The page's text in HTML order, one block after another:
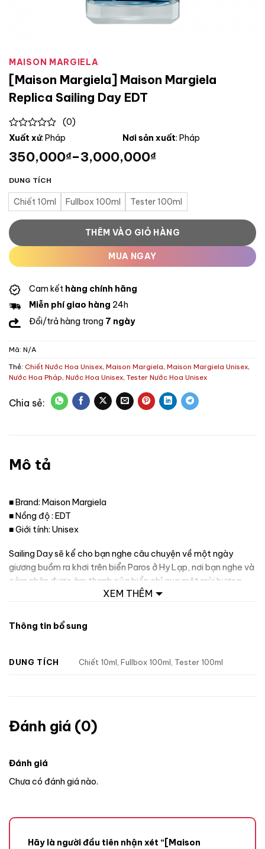
MAISON MARGIELA
[Maison Margiela] Maison Margiela
Replica Sailing Day EDT
0
of
5
(0)
Xuất xứ: Pháp Nơi sản xuất: Pháp
350,000₫–3,000,000₫
DUNG TÍCH
Chiết 10ml Fullbox 100ml Tester 100ml
THÊM VÀO GIỎ HÀNG
MUA NGAY
Cam kết hàng chính hãng
Miễn phí giao hàng 24h
Đổi/trả hàng trong 7 ngày
Mã: N/A
Thẻ: Chiết Nước Hoa Unisex, Maison Margiela, Maison Margiela Unisex,
Nước Hoa Pháp, Nước Hoa Unisex, Tester Nước Hoa Unisex
Mô tả
■ Brand: Maison Margiela
■ Nồng độ : EDT
■ Giới tính: Unisex
Sailing Day sẽ kể cho bạn nghe câu chuyện về một ngày
giương buồm ra khơi trên biển Paros ở Hy Lạp, nơi bạn nghe và
cảm nhận được âm thanh của biển chỉ qua một mùi hương.
Sailing Day được đánh giá là tuyệt phẩm của những ngày
không kém phần tinh tế. Sailing Day chứa đựng hương thơm
dòng nước xanh trong của đại dương.
XEM THÊM
Thông tin bổ sung
DUNG TÍCH Chiết 10ml, Fullbox 100ml, Tester 100ml
Đánh giá (0)
Đánh giá
Chưa có đánh giá nào.
Hãy là người đầu tiên nhận xét “[Maison